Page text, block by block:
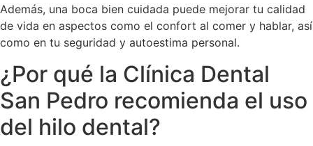
Además, una boca bien cuidada puede mejorar tu calidad
de vida en aspectos como el confort al comer y hablar, así
como en tu seguridad y autoestima personal.
¿Por qué la Clínica Dental
San Pedro recomienda el uso
del hilo dental?